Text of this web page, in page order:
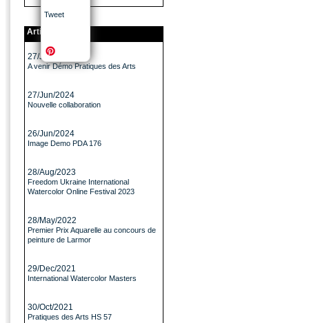
Tweet
Articles
27/Jun/2024
A venir Démo Pratiques des Arts
27/Jun/2024
Nouvelle collaboration
26/Jun/2024
Image Demo PDA 176
28/Aug/2023
Freedom Ukraine International
Watercolor Online Festival 2023
28/May/2022
Premier Prix Aquarelle au concours de
peinture de Larmor
29/Dec/2021
International Watercolor Masters
30/Oct/2021
Pratiques des Arts HS 57